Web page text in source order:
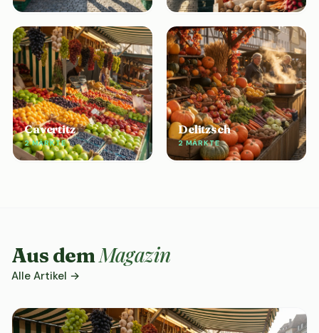
Cavertitz
2 MÄRKTE
Delitzsch
2 MÄRKTE
Aus demMagazin
Alle Artikel →